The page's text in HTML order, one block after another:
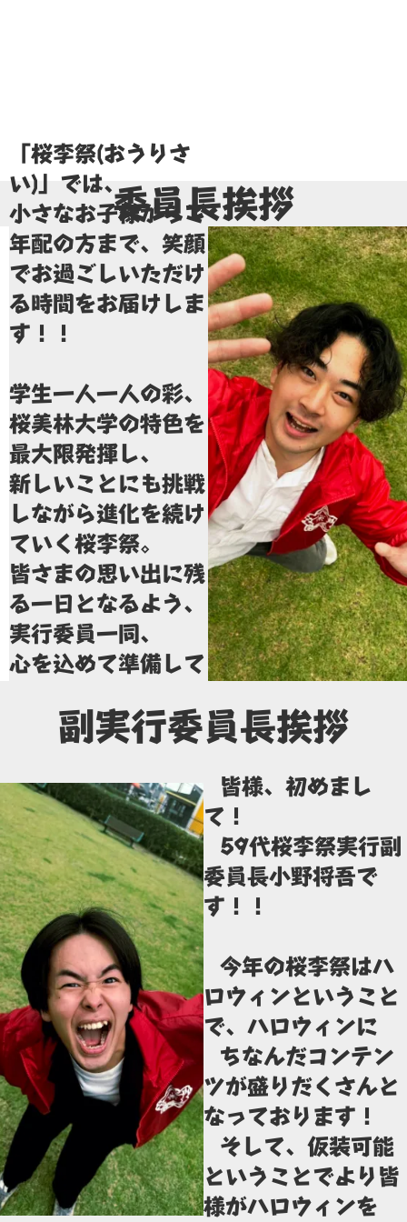
委員長挨拶
「桜李祭(おうりさ
い)」では、
小さなお子様からご
年配の方まで、笑顔
でお過ごしいただけ
る時間をお届けしま
す！！
学生一人一人の彩、
桜美林大学の特色を
最大限発揮し、
新しいことにも挑戦
しながら進化を続け
ていく桜李祭。
皆さまの思い出に残
る一日となるよう、
実行委員一同、
心を込めて準備して
はぜひ足を
お運びください！
副実行委員長挨拶
皆様、初めまし
て！
59代桜李祭実行副
委員長小野将吾で
す！！
今年の桜李祭はハ
ロウィンということ
で、ハロウィンに
ちなんだコンテン
ツが盛りだくさんと
なっております！
そして、仮装可能
ということでより皆
様がハロウィンを